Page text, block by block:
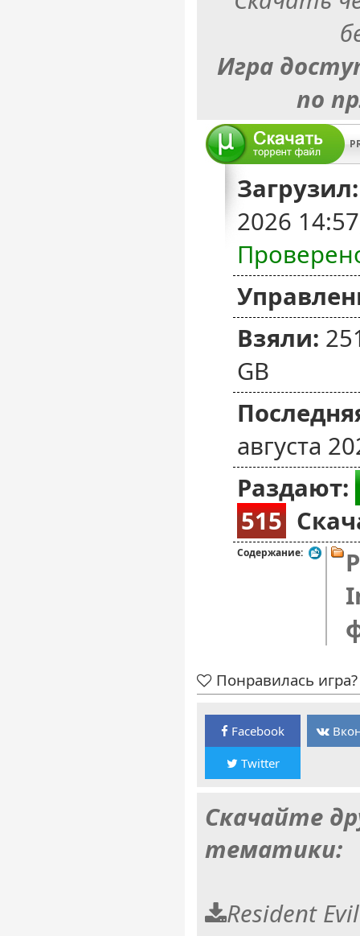
Игра
по
Загрузил:
2026
Взяли:
GB
августа
Раздают:
515
Содержание:
Понравилась
Facebook
Twitter
Скачайте
тематики:
Resident